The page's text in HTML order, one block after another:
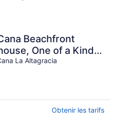
Beachfront
One of a Kind
& Ocean Front
La Altagracia
Obtenir les tarifs